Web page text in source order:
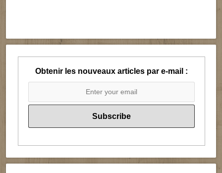
Obtenir les nouveaux articles par e-mail :